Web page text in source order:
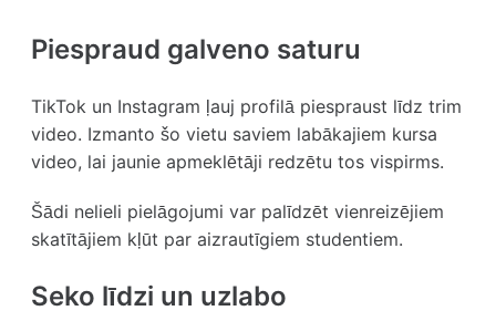
Piespraud galveno saturu
TikTok un Instagram ļauj profilā piespraust līdz trim
video. Izmanto šo vietu saviem labākajiem kursa
video, lai jaunie apmeklētāji redzētu tos vispirms.
Šādi nelieli pielāgojumi var palīdzēt vienreizējiem
skatītājiem kļūt par aizrautīgiem studentiem.
Seko līdzi un uzlabo